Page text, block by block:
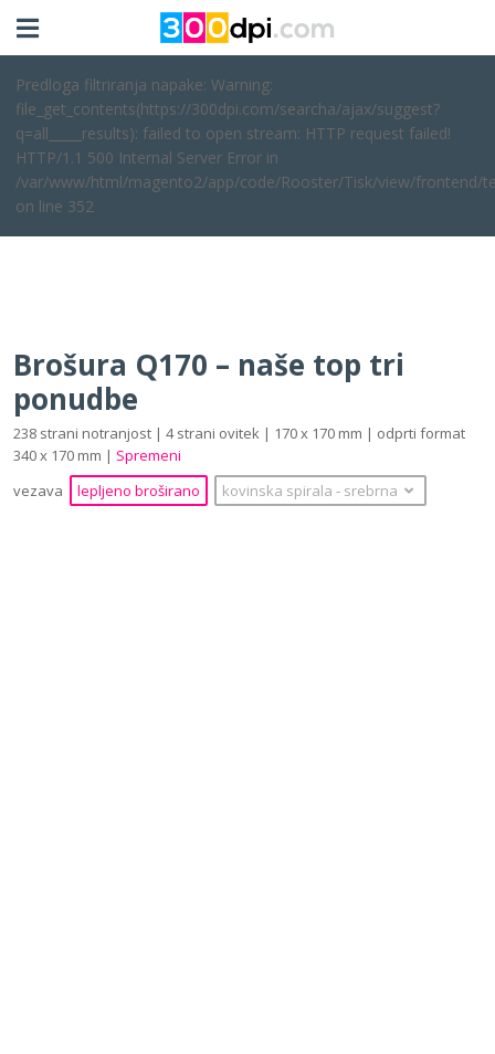
Predloga filtriranja napake: Warning:
file_get_contents(https://300dpi.com/searcha/ajax/suggest?
q=all_____results): failed to open stream: HTTP request failed!
HTTP/1.1 500 Internal Server Error in
/var/www/html/magento2/app/code/Rooster/Tisk/view/frontend/
on line 352
Brošura Q170 – naše top tri
ponudbe
238 strani notranjost | 4 strani ovitek | 170 x 170 mm | odprti format
340 x 170 mm | Spremeni
vezava
lepljeno broširano kovinska spirala ‐ srebrna